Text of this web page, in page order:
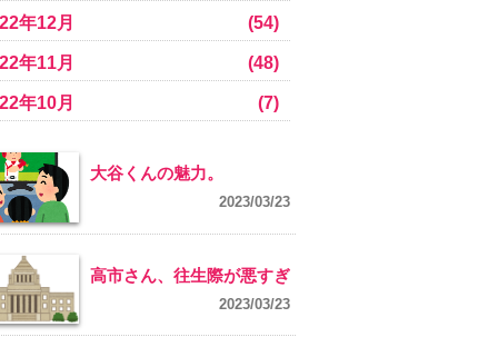
年12月 (54)
年11月 (48)
年10月 (7)
大谷くんの魅力。
2023/03/23
高市さん、往生際が悪すぎ
2023/03/23